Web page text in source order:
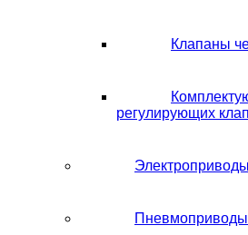
Клапаны
регулирующих
Пневмоприводы